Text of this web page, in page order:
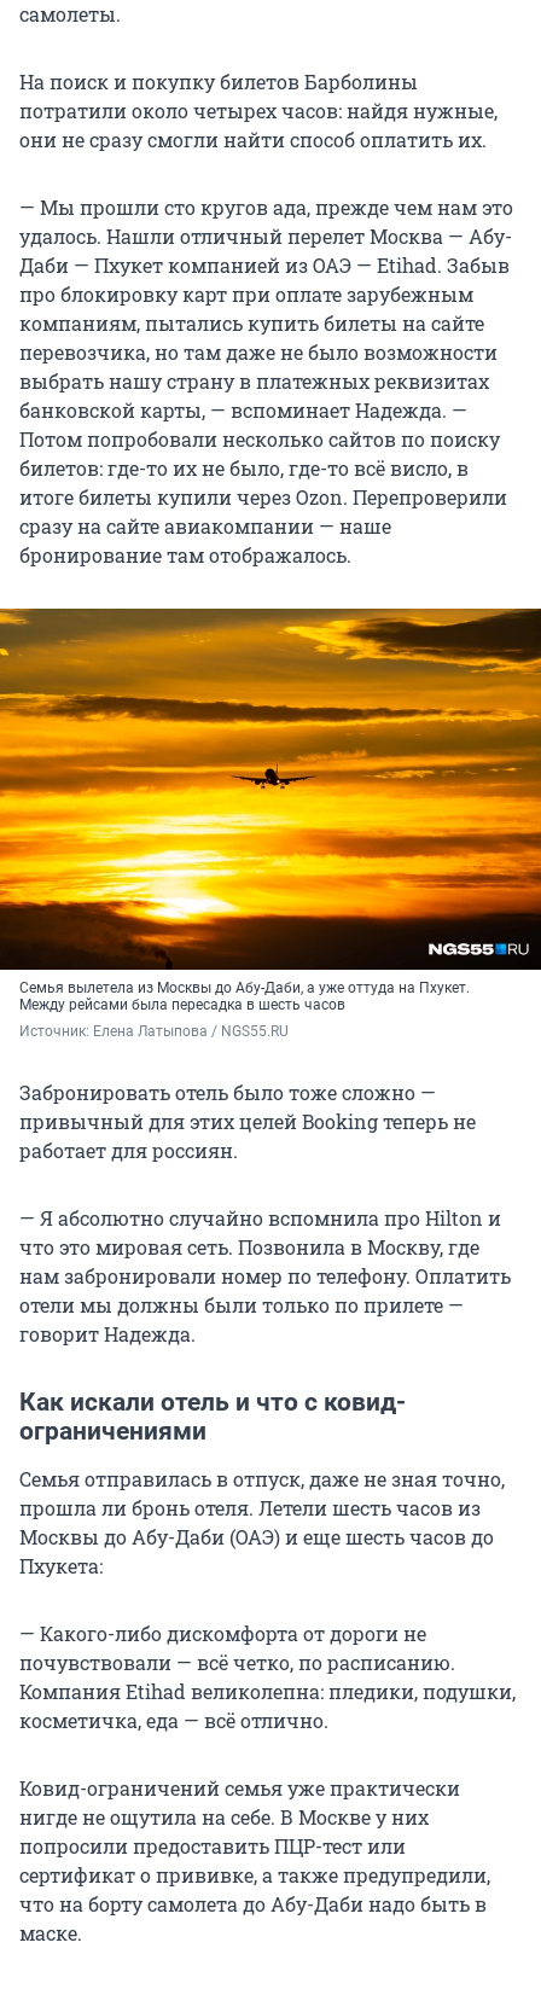
самолеты.
На поиск и покупку билетов Барболины
потратили около четырех часов: найдя нужные,
они не сразу смогли найти способ оплатить их.
— Мы прошли сто кругов ада, прежде чем нам это
удалось. Нашли отличный перелет Москва — Абу-
Даби — Пхукет компанией из ОАЭ — Etihad. Забыв
про блокировку карт при оплате зарубежным
компаниям, пытались купить билеты на сайте
перевозчика, но там даже не было возможности
выбрать нашу страну в платежных реквизитах
банковской карты, — вспоминает Надежда. —
Потом попробовали несколько сайтов по поиску
билетов: где-то их не было, где-то всё висло, в
итоге билеты купили через Ozon. Перепроверили
сразу на сайте авиакомпании — наше
бронирование там отображалось.
Семья вылетела из Москвы до Абу-Даби, а уже оттуда на Пхукет.
Между рейсами была пересадка в шесть часов
Источник: Елена Латыпова / NGS55.RU
Забронировать отель было тоже сложно —
привычный для этих целей Booking теперь не
работает для россиян.
— Я абсолютно случайно вспомнила про Hilton и
что это мировая сеть. Позвонила в Москву, где
нам забронировали номер по телефону. Оплатить
отели мы должны были только по прилете —
говорит Надежда.
Как искали отель и что с ковид-
ограничениями
Семья отправилась в отпуск, даже не зная точно,
прошла ли бронь отеля. Летели шесть часов из
Москвы до Абу-Даби (ОАЭ) и еще шесть часов до
Пхукета:
— Какого-либо дискомфорта от дороги не
почувствовали — всё четко, по расписанию.
Компания Etihad великолепна: пледики, подушки,
косметичка, еда — всё отлично.
Ковид-ограничений семья уже практически
нигде не ощутила на себе. В Москве у них
попросили предоставить ПЦР-тест или
сертификат о прививке, а также предупредили,
что на борту самолета до Абу-Даби надо быть в
маске.